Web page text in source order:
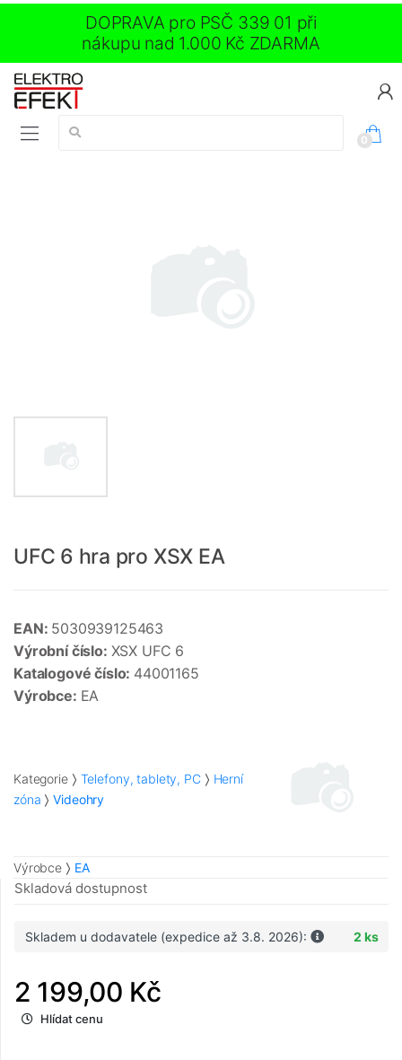
DOPRAVA pro PSČ 339 01 při
nákupu nad 1.000 Kč ZDARMA
Vyhledávání:
0
UFC 6 hra pro XSX EA
EAN: 5030939125463
Výrobní číslo: XSX UFC 6
Katalogové číslo: 44001165
Výrobce: EA
Kategorie Telefony, tablety, PC
Herní
zóna
Videohry
Výrobce EA
Skladová dostupnost
Skladem u dodavatele (expedice až 3.8. 2026): 2 ks
2 199,00 Kč
Hlídat cenu